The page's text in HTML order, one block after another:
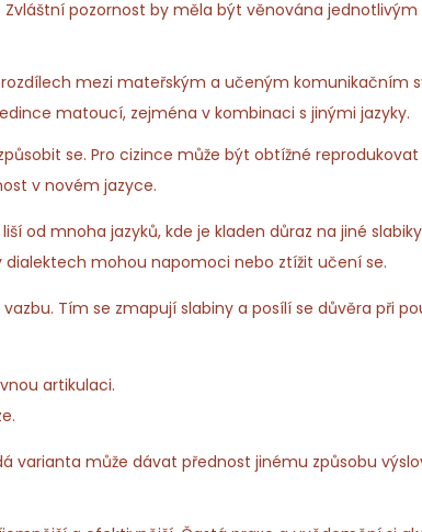
pozornost by měla být věnována jednotlivým
mezi mateřským a učeným komunikačním
matoucí, zejména v kombinaci s jinými jazyky.
se. Pro cizince může být obtížné
v novém jazyce.
od mnoha jazyků, kde je kladen důraz na jiné
mohou napomoci nebo ztížit učení se.
Tím se zmapují slabiny a posílí se důvěra při
artikulaci.
varianta může dávat přednost jinému způsobu